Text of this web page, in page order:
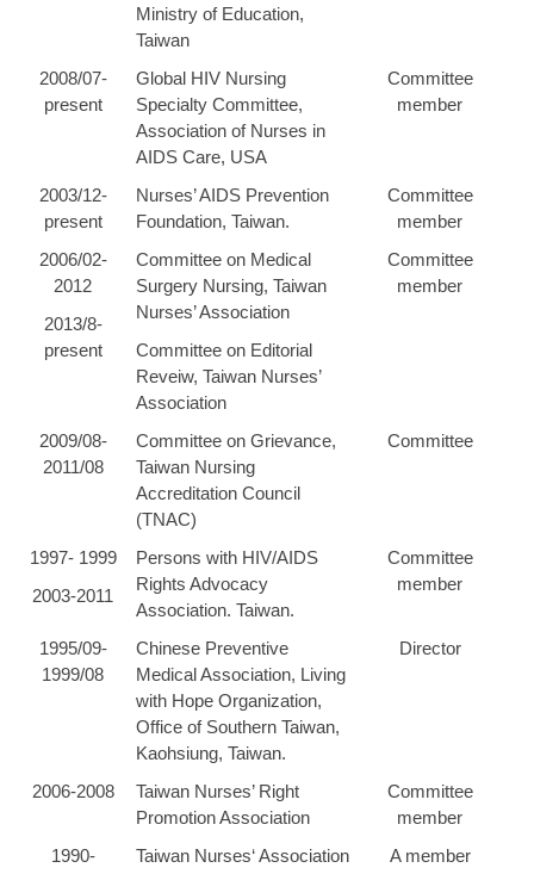
Ministry of Education,
Taiwan
2008/07-
present
Global HIV Nursing
Specialty Committee,
Association of Nurses in
AIDS Care, USA
Committee
member
2003/12-
present
Nurses’ AIDS Prevention
Foundation, Taiwan.
Committee
member
2006/02-
2012
2013/8-
present
Committee on Medical
Surgery Nursing, Taiwan
Nurses’ Association
Committee on Editorial
Reveiw, Taiwan Nurses’
Association
Committee
member
2009/08-
2011/08
Committee on Grievance,
Taiwan Nursing
Accreditation Council
(TNAC)
Committee
1997- 1999
2003-2011
Persons with HIV/AIDS
Rights Advocacy
Association. Taiwan.
Committee
member
1995/09-
1999/08
Chinese Preventive
Medical Association, Living
with Hope Organization,
Office of Southern Taiwan,
Kaohsiung, Taiwan.
Director
2006-2008
Taiwan Nurses’ Right
Promotion Association
Committee
member
1990-
Taiwan Nurses‘ Association A member